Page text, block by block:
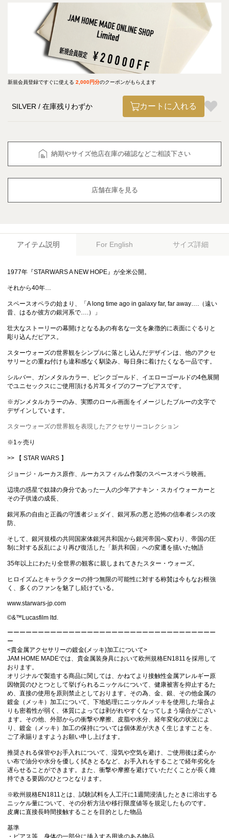
新規会員登録ですぐに使える 2,000円分のクーポンがもらえます
SILVER 在庫残りわずか カートに入れる
納期やサイズ他店在庫の確認などご相談下さい
店舗在庫を見る
アイテム説明 For English サイズ詳細
1977年『STARWARS A NEW HOPE』が全米公開。
それから40年…
スペースオペラの始まり、「A long time ago in galaxy far, far away….（遠い
昔、はるか彼方の銀河系で….）」
壮大なストーリーの幕開けとなるあの有名な一文を象徴的に表面にぐるりと
彫り込んだピアス。
スターウォーズの世界観をシンプルに落とし込んだデザインは、他のアクセ
サリーとの重ね付けも違和感なく馴染み、毎日身に着けたくなる一品です。
シルバー、ガンメタルカラー、ピンクゴールド、イエローゴールドの4色展開
でユニセックスにご使用頂ける片耳タイプのフープピアスです。
※ガンメタルカラーのみ、実際のロール画面をイメージしたブルーの文字で
デザインしています。
スターウォーズの世界観を表現したアクセサリーコレクション
※1ヶ売り
>> 【 STAR WARS 】
ジョージ・ルーカス原作、ルーカスフィルム作製のスペースオペラ映画。
辺境の惑星で奴隷の身分であった一人の少年アナキン・スカイウォーカーと
その子供達の成長、
銀河系の自由と正義の守護者ジェダイ、銀河系の悪と恐怖の信奉者シスの攻
防、
そして、銀河規模の共同国家体銀河共和国から銀河帝国へ変わり、帝国の圧
制に対する反乱により再び復活した「新共和国」への変遷を描いた物語
35年以上にわたり全世界の観客に親しまれてきたスター・ウォーズ。
ヒロイズムとキャラクターの持つ無限の可能性に対する称賛は今もなお根強
く、多くのファンを魅了し続けている。
www.starwars-jp.com
©&™Lucasfilm ltd.
ーーーーーーーーーーーーーーーーーーーーーーーーーーーーーーーーーー
ー
<貴金属アクセサリーの鍍金(メッキ)加工について>
JAM HOME MADEでは、貴金属装身具において欧州規格EN1811を採用して
おります。
オリジナルで製造する商品に関しては、かねてより接触性金属アレルギー原
因物質のひとつとして挙げられるニッケルについて、健康被害を抑止するた
め、直接の使用を原則禁止としております。その為、金、銀、その他金属の
鍍金（メッキ）加工について、下地処理にニッケルメッキを使用した場合よ
りも密着性が弱く、体質によっては剥がれやすくなってしまう場合がござい
ます。その他、外部からの衝撃や摩擦、皮脂や水分、経年変化の状況によ
り、鍍金（メッキ）加工の保持については個体差が大きく生じますことを、
ご了承賜りますようお願い申し上げます。
推奨される保管やお手入れについて、湿気や空気を避け、ご使用後は柔らか
い布で油分や水分を優しく拭きとるなど、お手入れをすることで経年劣化を
遅らせることができます。 また、衝撃や摩擦を避けていただくことが長く維
持できる要因のひとつとなります。
※欧州規格EN1811とは、試験試料を人工汗に1週間浸漬したときに溶出する
ニッケル量について、その分析方法や移行限度値等を規定したものです。
皮膚に直接長時間接触することを目的とした物品
基準
・ピアス等、身体の一部分に挿入する用途のある物品